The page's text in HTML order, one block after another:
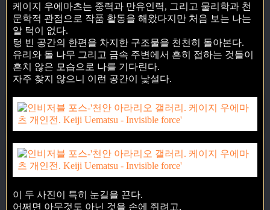
케이지 우에마츠는 중력과 만유인력, 그리고 물리학과 천
문학적 관점으로 작품 활동을 해왔다지만 처음 보는 나는
알 턱이 없다.
텅 빈 공간의 한편을 차지한 구조물을 천천히 돌아본다.
유리와 돌 나무 그리고 금속 주변에서 흔히 접하는 것들이
흔치 않은 모습으로 나를 기다린다.
자주 찾지 않으니 이런 공간이 낯설다.
이 두 사진이 특히 눈길을 끈다.
어쩌면 아무것도 아닌 것을 손에 쥐려고,